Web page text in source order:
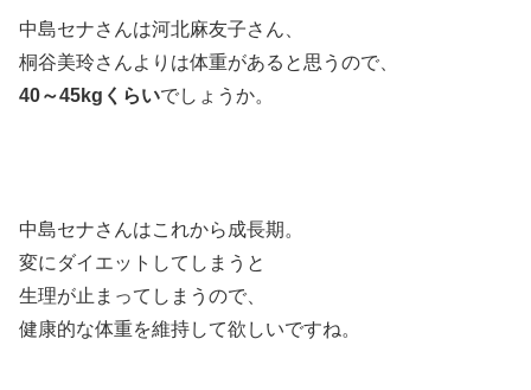
中島セナさんは河北麻友子さん、
桐谷美玲さんよりは体重があると思うので、
40～45kgくらいでしょうか。
中島セナさんはこれから成長期。
変にダイエットしてしまうと
生理が止まってしまうので、
健康的な体重を維持して欲しいですね。